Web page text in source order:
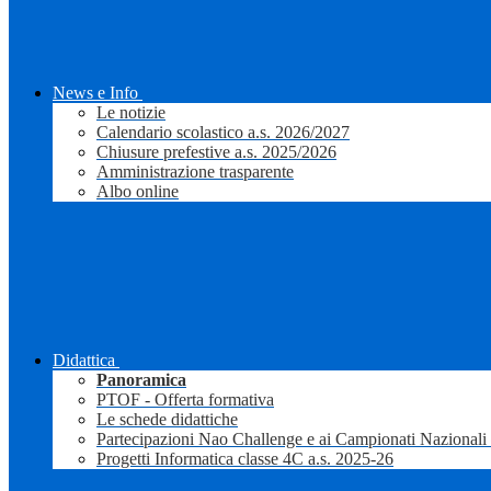
News e Info
Le notizie
Calendario scolastico a.s. 2026/2027
Chiusure prefestive a.s. 2025/2026
Amministrazione trasparente
Albo online
Didattica
Panoramica
PTOF - Offerta formativa
Le schede didattiche
Partecipazioni Nao Challenge e ai Campionati
Progetti Informatica classe 4C a.s. 2025-26